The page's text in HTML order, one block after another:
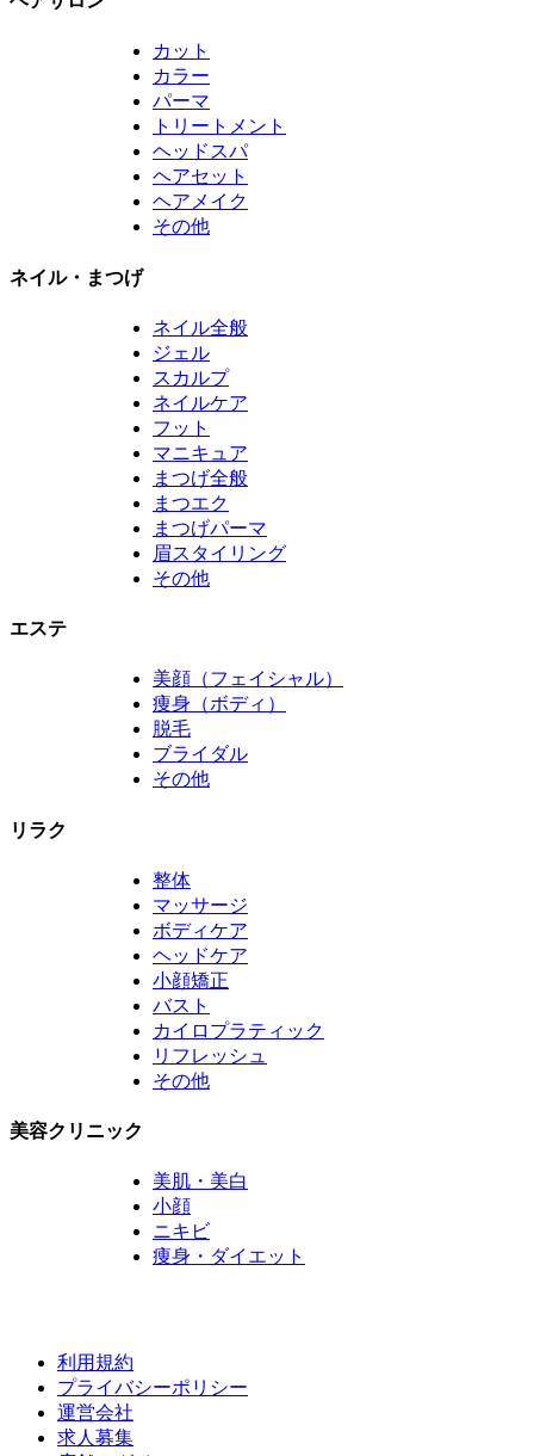
カット
カラー
パーマ
トリートメント
ヘッドスパ
ヘアセット
ヘアメイク
その他
ネイル・まつげ
ネイル全般
ジェル
スカルプ
ネイルケア
フット
マニキュア
まつげ全般
まつエク
まつげパーマ
眉スタイリング
その他
エステ
美顔（フェイシャル）
痩身（ボディ）
脱毛
ブライダル
その他
リラク
整体
マッサージ
ボディケア
ヘッドケア
小顔矯正
バスト
カイロプラティック
リフレッシュ
その他
美容クリニック
美肌・美白
小顔
ニキビ
痩身・ダイエット
利用規約
プライバシーポリシー
運営会社
求人募集